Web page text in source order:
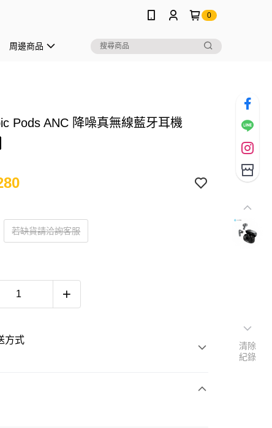
0
周邊商品
Pods ANC 降噪真無線藍牙耳機
若缺貨請洽詢客服
方式
款
清除
紀錄